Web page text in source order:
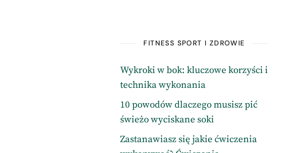
FITNESS SPORT I ZDROWIE
Wykroki w bok: kluczowe korzyści i
technika wykonania
10 powodów dlaczego musisz pić
świeżo wyciskane soki
Zastanawiasz się jakie ćwiczenia